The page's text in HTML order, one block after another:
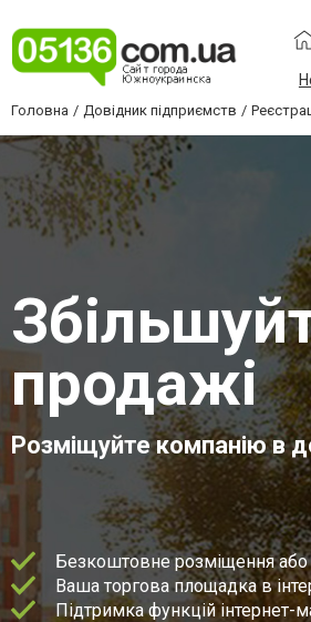
Головна Довідник підприємств
продажі
Розміщуйте компанію в
Безкоштовне розміщення або
Ваша торгова площадка в
Підтримка функцій інтернет-